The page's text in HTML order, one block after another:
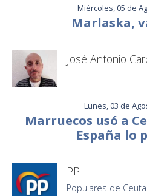
Miércoles, 05 de
Marlaska,
José Antonio
Lunes, 03 de
Marruecos usó a
España lo
PP
Populares de Ceuta